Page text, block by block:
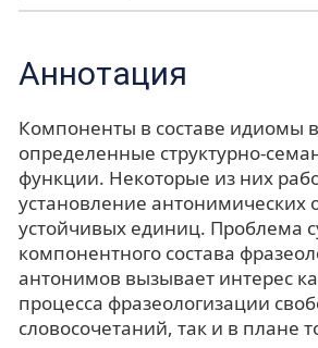
Аннотация
Компоненты в составе идиомы
определенные структурно-
функции. Некоторые из них
установление антонимических
устойчивых единиц. Проблема
компонентного состава
антонимов вызывает интерес
процесса фразеологизации
словосочетаний, так и в плане